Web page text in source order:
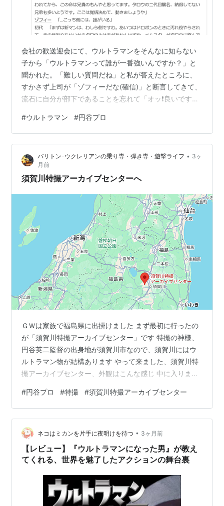
会社の歓送迎会にて、ウルトラマンをそんなに知らない
子から「ウルトラマンって誰が一番強いんですか？」と
聞かれた。「難しい質問だね」と私が答えたところに、
すかさず上司が「ゾフィーだな(確信)」と断言してきて、
流石に自分が部下であることを忘れて「オッ❗️良いです
2026 いい話ですね。 これもまたいわゆる「大人のおと
ぎばなし」に近い。まあ、この後の展開が「木根さんの1
人でキネマ」スターウォーズ紹介回の初回のようになる
可能性も実に高いんだが（笑）己の中に潜むオッサン
（暗黒面）に打ち勝つ事が出来るか！？「ローグ・ワ
ン」公開間…
#ウルトラマン #円谷プロ
バリトン･ウクレリアンの乗り専・弾き専・遊撃ライフ • 3ヶ
月前
須賀川特撮アーカイブセンターへ
ＧＷは家族で福島県に出掛けました まず最初に行ったの
が「須賀川特撮アーカイブセンター」です 特撮の神様、
円谷英二監督の出身地が須賀川市なので、須賀川にはウ
ルトラマン物が結構あります やって来ました、須賀川特
撮アーカイブセンター、外観はこんな感じ 中に入ります
な？ マニアが見たら喜びそうな展示がいっぱい ウルトラ
ホーク１号とジェットビートル機 中央には、ツートンの
ジャンカーＺ 日本沈没のわだつみ号かな？ ミニチュアセ
ットも精巧です 出前配達のカブもありました この古雑誌
もミニチュアです、芸が細かいですねぇ 私としては、特
撮で一番好きなのが「ウル…
#円谷プロ #特撮 #須賀川特撮アーカイブセンター
ネコはミカンを片手に夜明けを待つ • 3ヶ月前
【レビュー】『ウルトラマンになった男』が教え
てくれる、世界を魅了したアクションの舞台裏